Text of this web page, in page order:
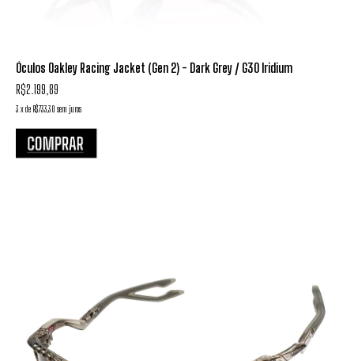
Óculos Oakley Racing Jacket (Gen 2) - Dark Grey / G30 Iridium
R$2.199,89
3 xde R$733,30 sem juros